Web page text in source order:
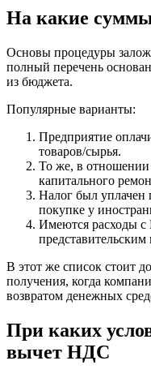
На какие
Основы процедуры
полный перечень
из бюджета.
Популярные варианты:
Предприятие
товаров/сырья.
То же, в отношении
капитального
Налог был уплачен
покупке у
Имеются расходы
В этот же список стоит
получения, когда
возвратом денежных
При каких
вычет НДС